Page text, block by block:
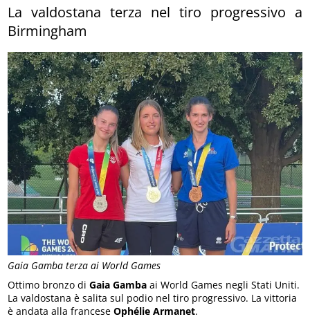
Gaia Gamba terza ai World Games
La valdostana terza nel tiro progressivo a
Birmingham
Ottimo bronzo diGaia Gamba ai World Games negli Stati Uniti.
La valdostana è salita sul podio nel tiro progressivo. La vittoria
è andata alla franceseOphélie Armanet.